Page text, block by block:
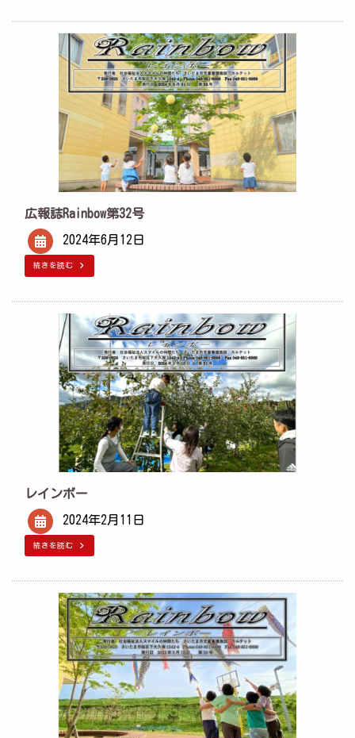
広報誌Rainbow第32号
2024年6月12日
続きを読む
レインボー
2024年2月11日
続きを読む